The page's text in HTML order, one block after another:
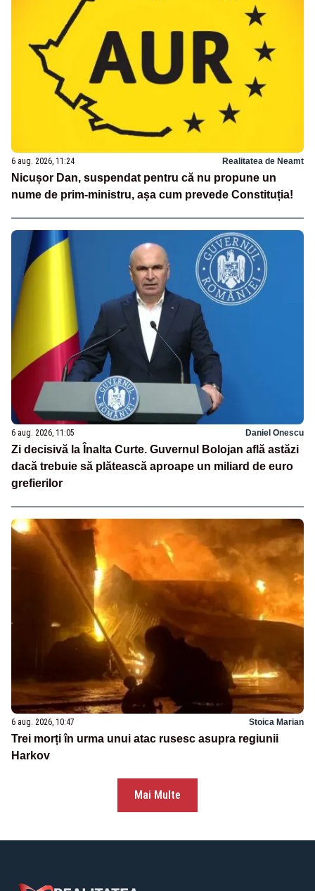
6 aug. 2026, 11:24 Realitatea de Neamt
Nicușor Dan, suspendat pentru că nu propune un
nume de prim-ministru, așa cum prevede Constituția!
6 aug. 2026, 11:05 Daniel Onescu
Zi decisivă la Înalta Curte. Guvernul Bolojan află astăzi
dacă trebuie să plătească aproape un miliard de euro
grefierilor
6 aug. 2026, 10:47 Stoica Marian
Trei morți în urma unui atac rusesc asupra regiunii
Harkov
Mai Multe